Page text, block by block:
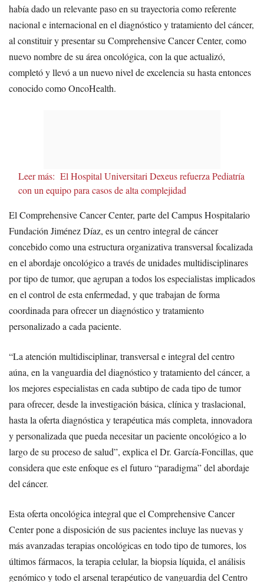
había dado un relevante paso en su trayectoria como referente
nacional e internacional en el diagnóstico y tratamiento del cáncer,
al constituir y presentar su Comprehensive Cancer Center, como
nuevo nombre de su área oncológica, con la que actualizó,
completó y llevó a un nuevo nivel de excelencia su hasta entonces
conocido como OncoHealth.
Leer más: El Hospital Universitari Dexeus refuerza Pediatría
con un equipo para casos de alta complejidad
El Comprehensive Cancer Center, parte del Campus Hospitalario
Fundación Jiménez Díaz, es un centro integral de cáncer
concebido como una estructura organizativa transversal focalizada
en el abordaje oncológico a través de unidades multidisciplinares
por tipo de tumor, que agrupan a todos los especialistas implicados
en el control de esta enfermedad, y que trabajan de forma
coordinada para ofrecer un diagnóstico y tratamiento
personalizado a cada paciente.
“La atención multidisciplinar, transversal e integral del centro
aúna, en la vanguardia del diagnóstico y tratamiento del cáncer, a
los mejores especialistas en cada subtipo de cada tipo de tumor
para ofrecer, desde la investigación básica, clínica y traslacional,
hasta la oferta diagnóstica y terapéutica más completa, innovadora
y personalizada que pueda necesitar un paciente oncológico a lo
largo de su proceso de salud”, explica el Dr. García-Foncillas, que
considera que este enfoque es el futuro “paradigma” del abordaje
del cáncer.
Esta oferta oncológica integral que el Comprehensive Cancer
Center pone a disposición de sus pacientes incluye las nuevas y
más avanzadas terapias oncológicas en todo tipo de tumores, los
últimos fármacos, la terapia celular, la biopsia líquida, el análisis
genómico y todo el arsenal terapéutico de vanguardia del Centro